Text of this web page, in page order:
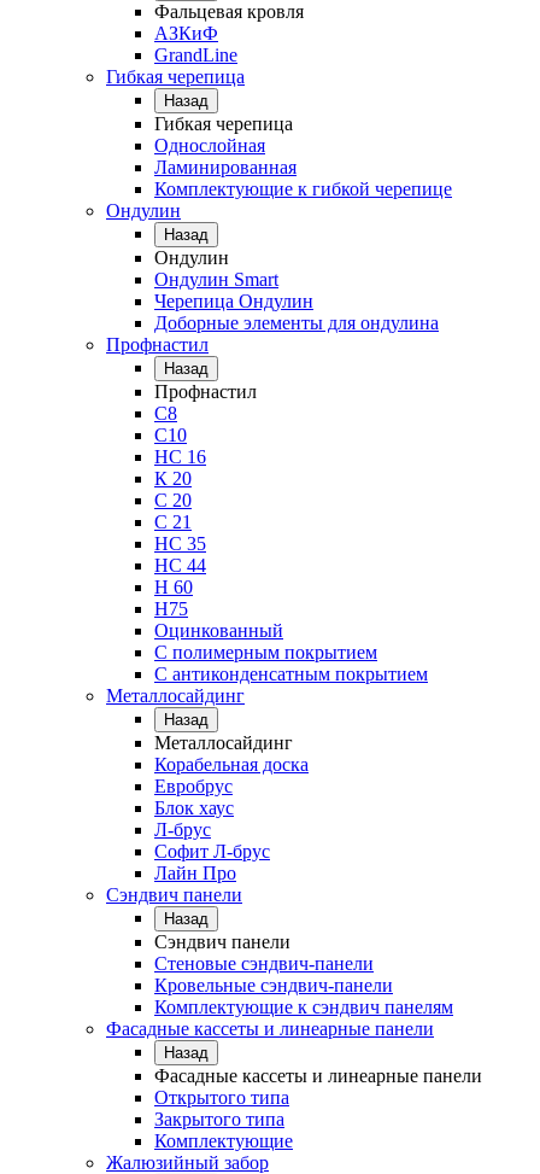
Фальцевая кровля
АЗКиФ
GrandLine
Гибкая черепица
Назад
Гибкая черепица
Однослойная
Ламинированная
Комплектующие к гибкой черепице
Ондулин
Назад
Ондулин
Ондулин Smart
Черепица Ондулин
Доборные элементы для ондулина
Профнастил
Назад
Профнастил
С8
С10
НС 16
К 20
С 20
С 21
НС 35
НС 44
Н 60
Н75
Оцинкованный
С полимерным покрытием
С антиконденсатным покрытием
Металлосайдинг
Назад
Металлосайдинг
Корабельная доска
Евробрус
Блок хаус
Л-брус
Софит Л-брус
Лайн Про
Сэндвич панели
Назад
Сэндвич панели
Стеновые сэндвич-панели
Кровельные сэндвич-панели
Комплектующие к сэндвич панелям
Фасадные кассеты и линеарные панели
Назад
Фасадные кассеты и линеарные панели
Открытого типа
Закрытого типа
Комплектующие
Жалюзийный забор